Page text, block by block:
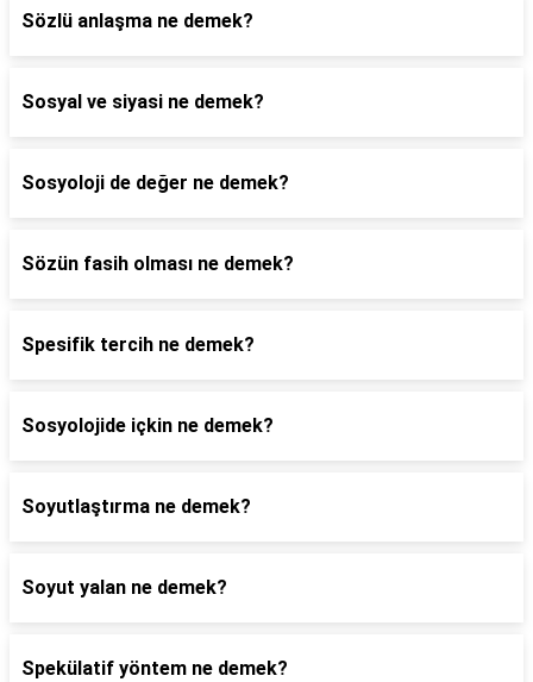
Sözlü anlaşma ne demek?
Sosyal ve siyasi ne demek?
Sosyoloji de değer ne demek?
Sözün fasih olması ne demek?
Spesifik tercih ne demek?
Sosyolojide içkin ne demek?
Soyutlaştırma ne demek?
Soyut yalan ne demek?
Spekülatif yöntem ne demek?